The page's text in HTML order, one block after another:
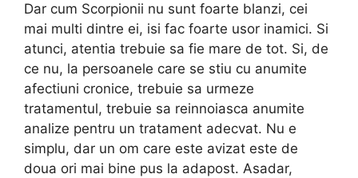
Dar cum Scorpionii nu sunt foarte blanzi, cei
mai multi dintre ei, isi fac foarte usor inamici. Si
atunci, atentia trebuie sa fie mare de tot. Si, de
ce nu, la persoanele care se stiu cu anumite
afectiuni cronice, trebuie sa urmeze
tratamentul, trebuie sa reinnoiasca anumite
analize pentru un tratament adecvat. Nu e
simplu, dar un om care este avizat este de
doua ori mai bine pus la adapost. Asadar,